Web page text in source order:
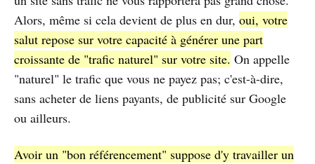
Alors, même si cela devient de plus en dur, oui, votre
salut repose sur votre capacité à générer une part
croissante de "trafic naturel" sur votre site. On appelle
"naturel" le trafic que vous ne payez pas; c'est-à-dire,
sans acheter de liens payants, de publicité sur Google
ou ailleurs.
Avoir un "bon référencement" suppose d'y travailler un